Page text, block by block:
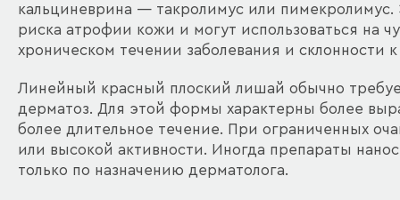
кальциневрина — такролимус или
риска атрофии кожи и могут использоваться на
хроническом течении заболевания и склонности
Линейный красный плоский лишай обычно
дерматоз. Для этой формы характерны более
более длительное течение. При ограниченных
или высокой активности. Иногда препараты
только по назначению дерматолога.